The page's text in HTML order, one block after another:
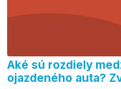
Aké sú rozdiely
ojazdeného auta?